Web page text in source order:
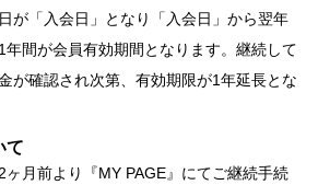
が「入会日」となり「入会日」から翌年
年間が会員有効期間となります。継続して
が確認され次第、有効期限が1年延長とな
て
月前より『MY PAGE』にてご継続手続